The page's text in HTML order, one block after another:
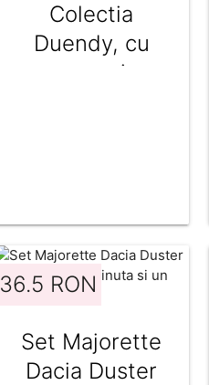
Colectia
Duendy, cu
par, cu miros
36.5 RON
Set Majorette
Dacia Duster